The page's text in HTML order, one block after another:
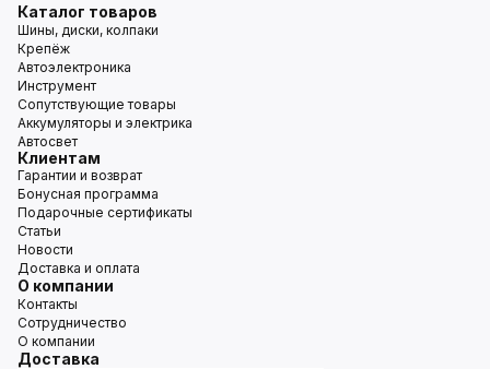
Каталог товаров
Шины, диски, колпаки
Крепёж
Автоэлектроника
Инструмент
Сопутствующие товары
Аккумуляторы и электрика
Автосвет
Клиентам
Гарантии и возврат
Бонусная программа
Подарочные сертификаты
Статьи
Новости
Доставка и оплата
О компании
Контакты
Сотрудничество
О компании
Доставка